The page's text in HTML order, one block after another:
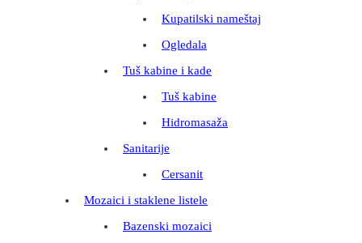
Kupatilski nameštaj
Ogledala
Tuš kabine i kade
Tuš kabine
Hidromasaža
Sanitarije
Cersanit
Mozaici i staklene listele
Bazenski mozaici